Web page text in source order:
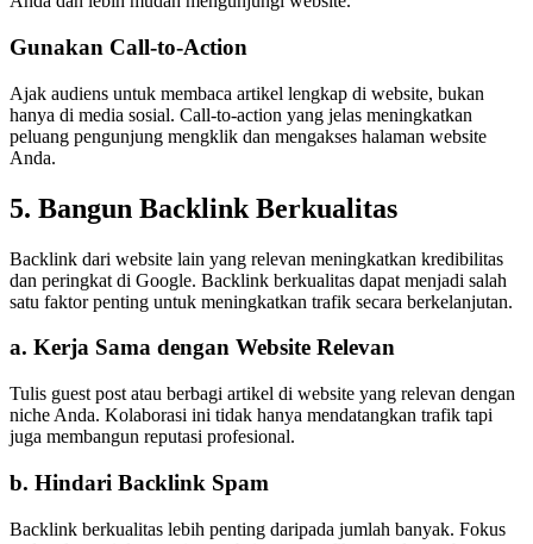
Gunakan Call-to-Action
Ajak audiens untuk membaca artikel lengkap di website, bukan
hanya di media sosial. Call-to-action yang jelas meningkatkan
peluang pengunjung mengklik dan mengakses halaman website
Anda.
5. Bangun Backlink Berkualitas
Backlink dari website lain yang relevan meningkatkan kredibilitas
dan peringkat di Google. Backlink berkualitas dapat menjadi salah
satu faktor penting untuk meningkatkan trafik secara berkelanjutan.
a. Kerja Sama dengan Website Relevan
Tulis guest post atau berbagi artikel di website yang relevan dengan
niche Anda. Kolaborasi ini tidak hanya mendatangkan trafik tapi
juga membangun reputasi profesional.
b. Hindari Backlink Spam
Backlink berkualitas lebih penting daripada jumlah banyak. Fokus